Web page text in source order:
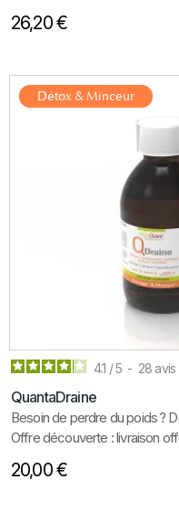
26,20 €
Détox & Minceur
4.1 /5 - 28 avis
QuantaDraine
Besoin de perdre du poids?
Offre découverte : livraison
20,00 €
Se Connecter